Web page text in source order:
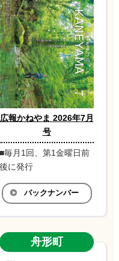
広報かねやま 2026年7月
号
■毎月1回、第1金曜日前
後に発行
バックナンバー
舟形町